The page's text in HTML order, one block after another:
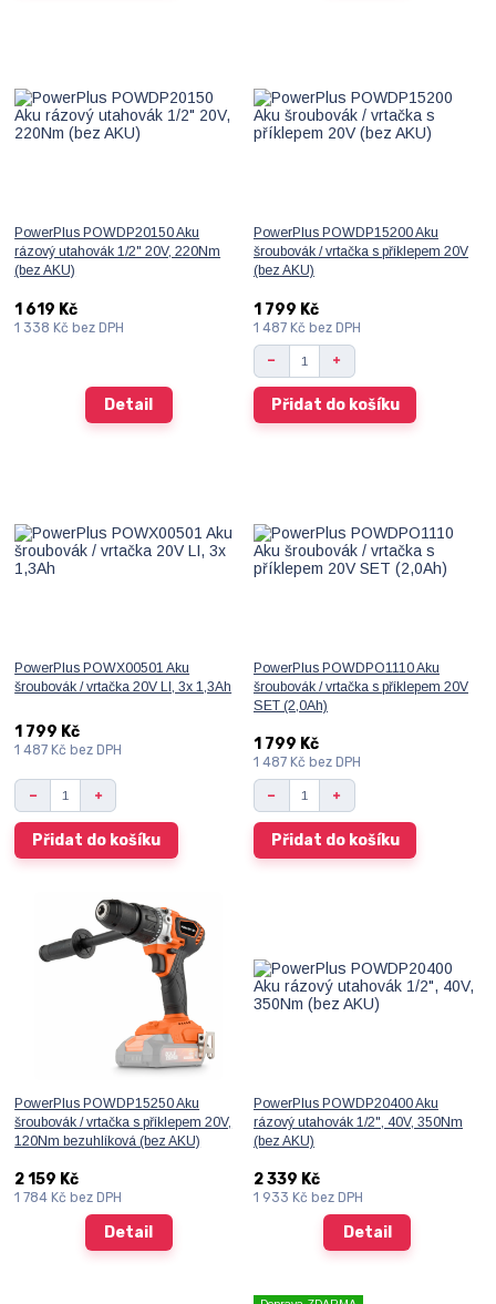
PowerPlus POWDP20150 Aku
rázový utahovák 1/2" 20V, 220Nm
(bez AKU)
1 619 Kč
1 338 Kčbez DPH
Detail
PowerPlus POWDP15200 Aku
šroubovák / vrtačka s příklepem 20V
(bez AKU)
1 799 Kč
1 487 Kč bez DPH
Přidat do košíku
PowerPlus POWX00501 Aku
šroubovák / vrtačka 20V LI, 3x 1,3Ah
1 799 Kč
1 487 Kč bez DPH
Přidat do košíku
PowerPlus POWDPO1110 Aku
šroubovák / vrtačka s příklepem 20V
SET (2,0Ah)
1 799 Kč
1 487 Kč bez DPH
Přidat do košíku
PowerPlus POWDP15250 Aku
šroubovák / vrtačka s příklepem 20V,
120Nm bezuhlíková (bez AKU)
2 159 Kč
1 784 Kč bez DPH
Detail
PowerPlus POWDP20400 Aku
rázový utahovák 1/2", 40V, 350Nm
(bez AKU)
2 339 Kč
1 933 Kč bez DPH
Detail